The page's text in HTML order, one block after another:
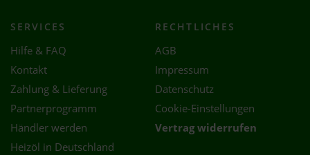
SERVICES
Hilfe & FAQ
Kontakt
Zahlung & Lieferung
Partnerprogramm
Händler werden
Heizöl in Deutschland
RECHTLICHES
AGB
Impressum
Datenschutz
Cookie-Einstellungen
Vertrag widerrufen